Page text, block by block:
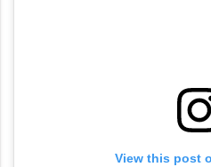
View this post